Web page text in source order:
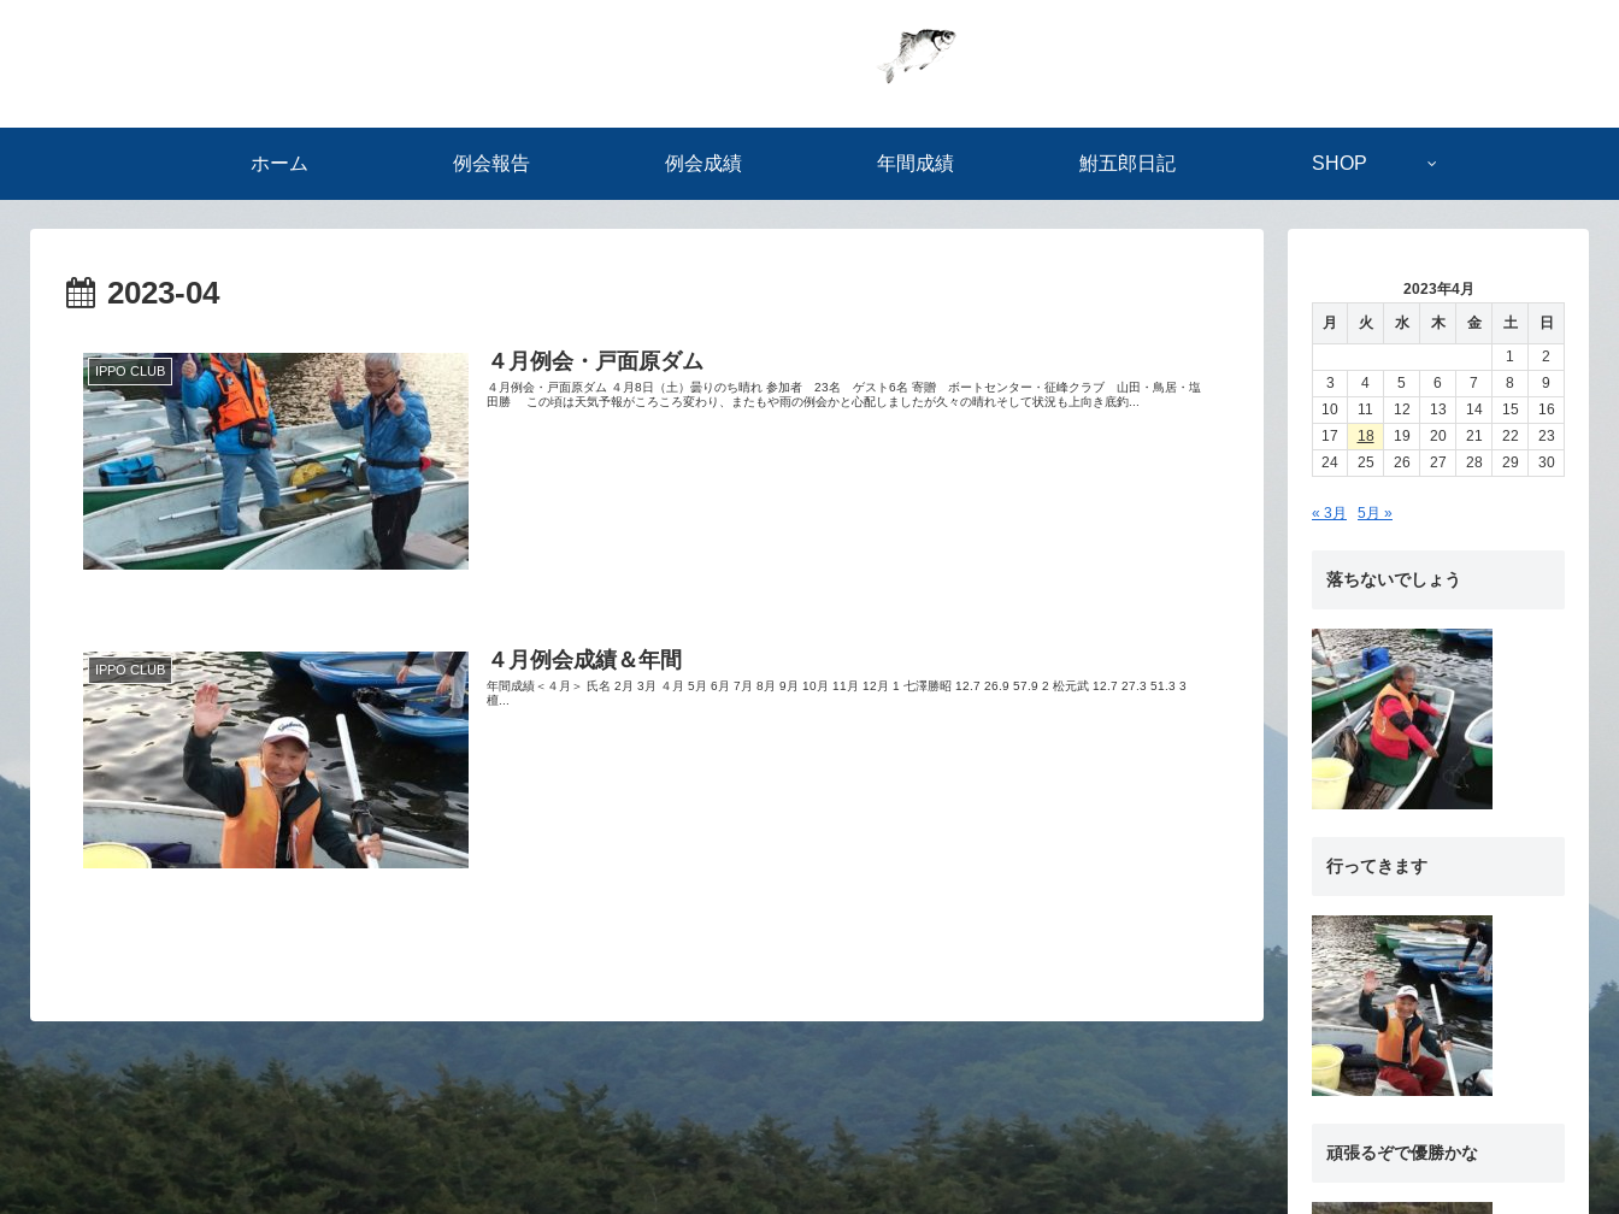
ホーム 例会報告 例会成績 年間成績 鮒五郎日記 SHOP
2023-04
IPPO CLUB ４月例会・戸面原ダム
４月例会・戸面原ダム ４月8日（土）曇りのち晴れ 参加者 23名 ゲスト6名 寄贈 ボートセンター・征峰クラブ 山田・鳥居・塩
田勝 この頃は天気予報がころころ変わり、またもや雨の例会かと心配しましたが久々の晴れそして状況も上向き底釣...
IPPO CLUB ４月例会成績＆年間
年間成績＜４月＞ 氏名 2月 3月 ４月 5月 6月 7月 8月 9月 10月 11月 12月 1 七澤勝昭 12.7 26.9 57.9 2 松元武 12.7 27.3 51.3 3
檀...
2023年4月
月
火 水 木 金 土
日
1
2
3
4 5 6 7 8
9
10
11 12 13 14 15
16
17
18 19 20 21 22
23
24
25 26 27 28 29 30
« 3月 5月 »
落ちないでしょう
行ってきます
頑張るぞで優勝かな